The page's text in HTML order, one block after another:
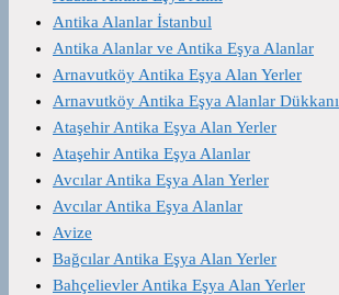
Antika Alanlar İstanbul
Antika Alanlar ve Antika Eşya Alanlar
Arnavutköy Antika Eşya Alan Yerler
Arnavutköy Antika Eşya Alanlar Dükkanı
Ataşehir Antika Eşya Alan Yerler
Ataşehir Antika Eşya Alanlar
Avcılar Antika Eşya Alan Yerler
Avcılar Antika Eşya Alanlar
Avize
Bağcılar Antika Eşya Alan Yerler
Bahçelievler Antika Eşya Alan Yerler